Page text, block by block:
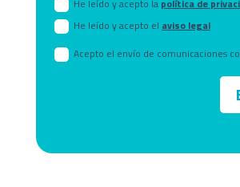
He leído y acepto la política de
He leído y acepto el aviso legal
Acepto el envío de comunicaciones